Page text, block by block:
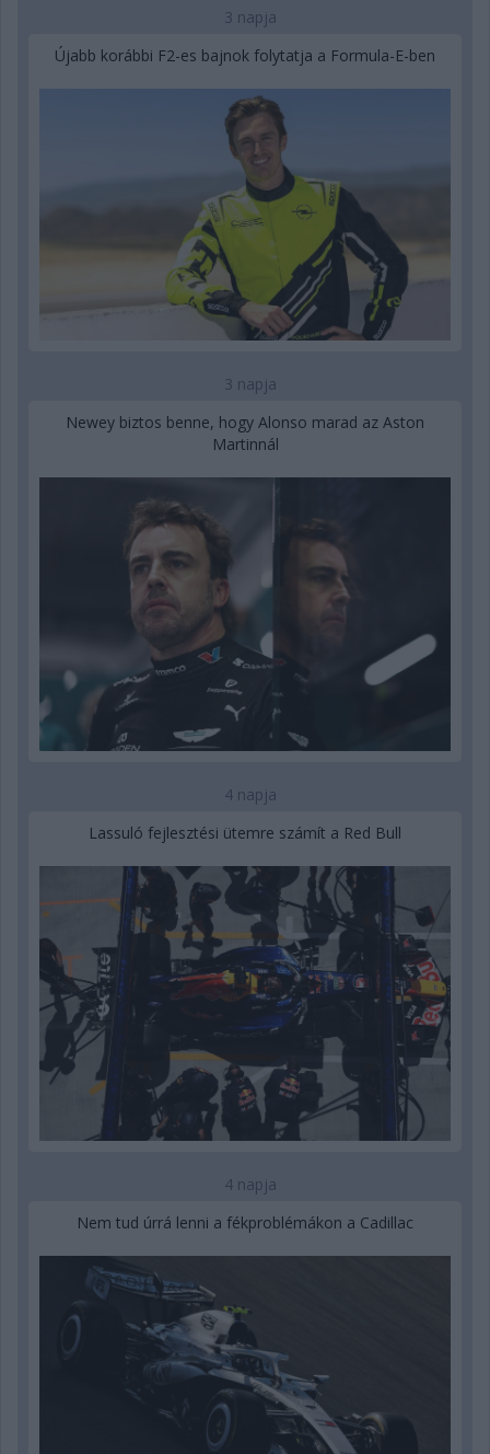
3 napja
Újabb korábbi F2-es bajnok folytatja a Formula-E-ben
3 napja
Newey biztos benne, hogy Alonso marad az Aston
Martinnál
4 napja
Lassuló fejlesztési ütemre számít a Red Bull
4 napja
Nem tud úrrá lenni a fékproblémákon a Cadillac